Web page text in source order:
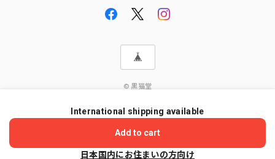
© 黒猫堂
International shipping available
Add to cart
日本国内にお住まいの方向け
ショップに質問する